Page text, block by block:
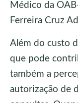
Médico da
Ferreira Cruz
Além do custo
que pode
também a
autorização de